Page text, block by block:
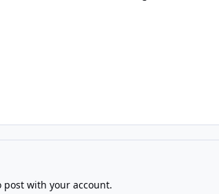
with your account.